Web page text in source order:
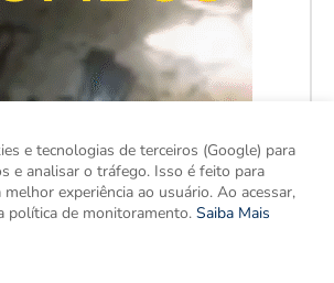
e tecnologias de terceiros (Google) para
e analisar o tráfego. Isso é feito para
experiência ao usuário. Ao acessar,
política de monitoramento. Saiba Mais